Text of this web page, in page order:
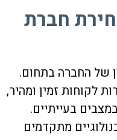
חברת
של החברה בתחום.
לקוחות זמין ומהיר,
בעייתיים.
מתקדמים